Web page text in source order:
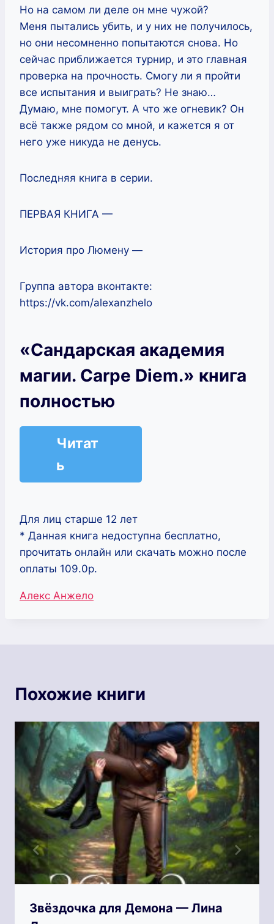
Но на самом ли деле он мне чужой?
Меня пытались убить, и у них не получилось,
но они несомненно попытаются снова. Но
сейчас приближается турнир, и это главная
проверка на прочность. Смогу ли я пройти
все испытания и выиграть? Не знаю…
Думаю, мне помогут. А что же огневик? Он
всё также рядом со мной, и кажется я от
него уже никуда не денусь.
Последняя книга в серии.
ПЕРВАЯ КНИГА —
История про Люмену —
Группа автора вконтакте:
https://vk.com/alexanzhelo
«Сандарская академия
магии. Carpe Diem.» книга
полностью
Читат
ь
Для лиц старше 12 лет
* Данная книга недоступна бесплатно,
прочитать онлайн или скачать можно после
оплаты 109.0р.
Метки
Алекс Анжело
Похожие книги
Звёздочка для Демона — Лина